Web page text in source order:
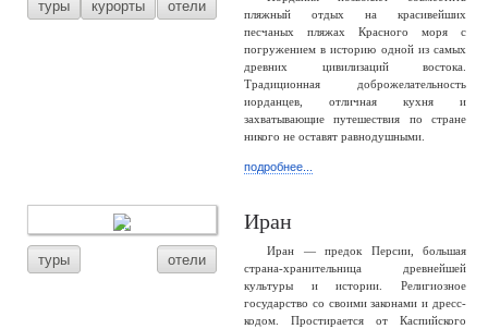
туры курорты отели
пляжный отдых на красивейших
песчаных пляжах Красного моря с
погружением в историю одной из самых
древних цивилизаций востока.
Традиционная доброжелательность
иорданцев, отличная кухня и
захватывающие путешествия по стране
никого не оставят равнодушными.
подробнее...
туры отели
Иран
Иран — предок Персии, большая
страна-хранительница древнейшей
культуры и истории. Религиозное
государство со своими законами и дресс-
кодом. Простирается от Каспийского